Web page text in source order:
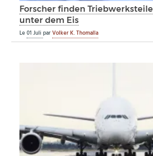
Forscher finden
unter dem Eis
Le01 JuliparVolker K. Thomalla